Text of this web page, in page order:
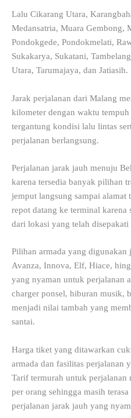
Lalu Cikarang Utara,
Medansatria, Muara Gembong,
Pondokgede, Pondokmelati,
Sukakarya, Sukatani,
Utara, Tarumajaya, dan Jatiasih.
Jarak perjalanan dari Malang
kilometer dengan waktu
tergantung kondisi lalu lintas
perjalanan berlangsung.
Perjalanan jarak jauh menuju
karena tersedia banyak pilihan
jemput langsung sampai
repot datang ke terminal
dari lokasi yang telah disepakati
Pilihan armada yang
Avanza, Innova, Elf, Hiace,
yang nyaman untuk perjalanan
charger ponsel, hiburan musik,
menjadi nilai tambah yang
santai.
Harga tiket yang ditawarkan
armada dan fasilitas perjalanan
Tarif termurah untuk
per orang sehingga masih
perjalanan jarak jauh yang